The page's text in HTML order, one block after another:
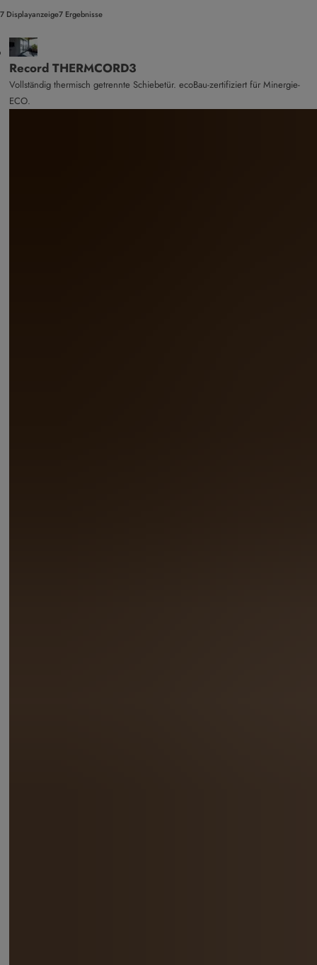
7 Displayanzeige7 Ergebnisse
Record THERMCORD3
Vollständig thermisch getrennte Schiebetür. ecoBau-zertifiziert für Minergie-
ECO.